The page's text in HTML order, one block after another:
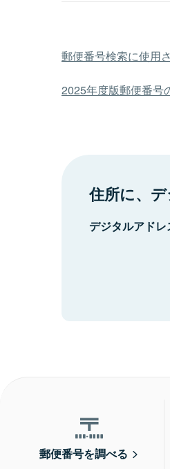
郵便番号検索に使用
2025年度版郵便番号
住所に、デ
デジタルアドレ
郵便番号を調べる